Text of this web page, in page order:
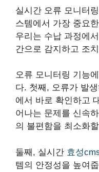
실시간 오류 모니터
스템에서 가장 중요
우리는 수납 과정에
간으로 감지하고 조
오류 모니터링 기능
다. 첫째, 오류가 발
에서 바로 확인하고
어나는 문제를 신속
의 불편함을 최소화
둘째, 실시간 효성
템의 안정성을 높여